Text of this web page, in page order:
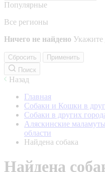
Популярные
Все регионы
Ничего не найдено Укажите
Сбросить
Применить
Поиск
Назад
Главная
Собаки и Кошки в
Собаки в других
Аляскинские
области
Найдена собака
Найдена